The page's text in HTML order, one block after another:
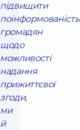
підвищити
поінформованість
громадян
щодо
можливості
надання
прижиттєвої
згоди,
ми
й